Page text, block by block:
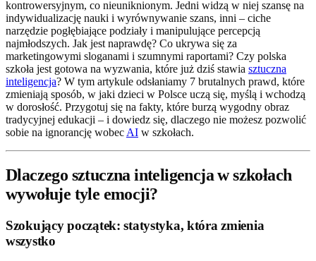
kontrowersyjnym, co nieuniknionym. Jedni widzą w niej szansę na
indywidualizację nauki i wyrównywanie szans, inni – ciche
narzędzie pogłębiające podziały i manipulujące percepcją
najmłodszych. Jak jest naprawdę? Co ukrywa się za
marketingowymi sloganami i szumnymi raportami? Czy polska
szkoła jest gotowa na wyzwania, które już dziś stawia sztuczna
inteligencja? W tym artykule odsłaniamy 7 brutalnych prawd, które
zmieniają sposób, w jaki dzieci w Polsce uczą się, myślą i wchodzą
w dorosłość. Przygotuj się na fakty, które burzą wygodny obraz
tradycyjnej edukacji – i dowiedz się, dlaczego nie możesz pozwolić
sobie na ignorancję wobec AI w szkołach.
Dlaczego sztuczna inteligencja w szkołach
wywołuje tyle emocji?
Szokujący początek: statystyka, która zmienia
wszystko